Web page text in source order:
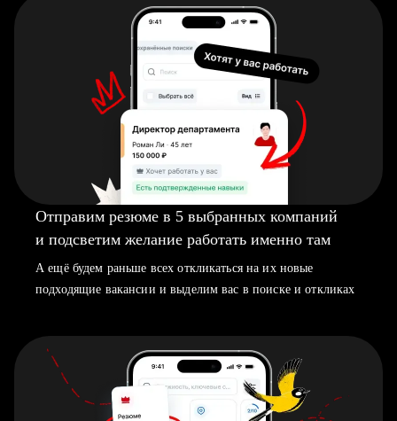
Отправим резюме в 5 выбранных компаний
и подсветим желание работать именно там
А ещё будем раньше всех откликаться на их новые
подходящие вакансии и выделим вас в поиске и откликах